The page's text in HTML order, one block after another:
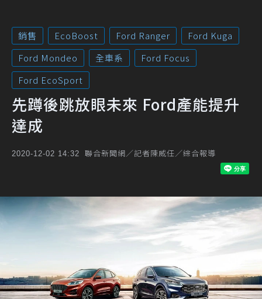
銷售 EcoBoost Ford Ranger
Ford Kuga
Ford Mondeo
全車系
Ford Focus
Ford EcoSport
先蹲後跳放眼未來 Ford產能提升
達成
2020-12-02 14:32 聯合新聞網／記者陳威任／綜合報導